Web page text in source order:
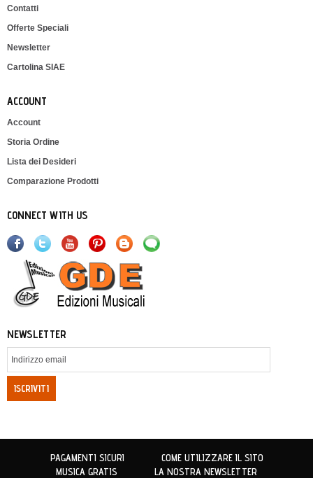
Contatti
Offerte Speciali
Newsletter
Cartolina SIAE
ACCOUNT
Account
Storia Ordine
Lista dei Desideri
Comparazione Prodotti
CONNECT WITH US
NEWSLETTER
ISCRIVITI
PAGAMENTI SICURI
COME UTILIZZARE IL SITO
MUSICA GRATIS
LA NOSTRA NEWSLETTER